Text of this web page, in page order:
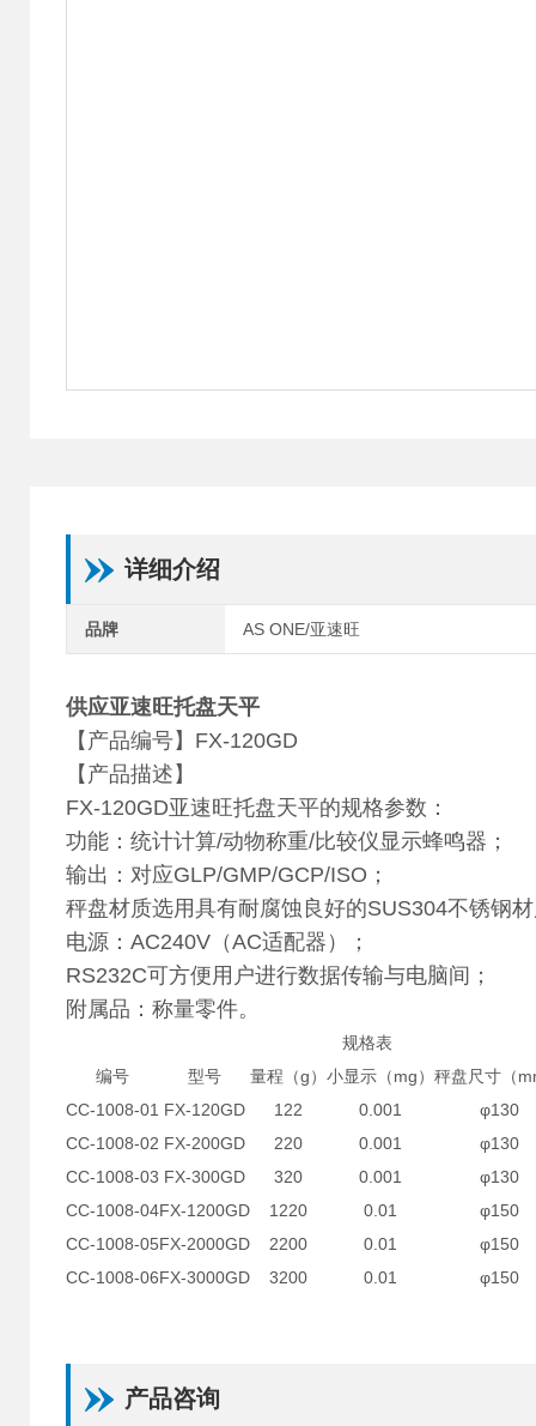
详细介绍
品牌 AS ONE/亚速旺
供应亚速旺托盘天平
【产品编号】FX-120GD
【产品描述】
FX-120GD亚速旺托盘天平的规格参数：
功能：统计计算/动物称重/比较仪显示蜂鸣器；
输出：对应GLP/GMP/GCP/ISO；
秤盘材质选用具有耐腐蚀良好的SUS304不锈钢
电源：AC240V（AC适配器）；
RS232C可方便用户进行数据传输与电脑间；
附属品：称量零件。
规格表
编号
型号 量程（g） 小显示（mg） 秤盘尺寸（
CC-1008-01 FX-120GD 122 0.001
φ130
CC-1008-02 FX-200GD 220 0.001
φ130
CC-1008-03 FX-300GD 320 0.001
φ130
CC-1008-04FX-1200GD 1220 0.01
φ150
CC-1008-05FX-2000GD 2200 0.01
φ150
CC-1008-06FX-3000GD 3200 0.01 φ150
产品咨询